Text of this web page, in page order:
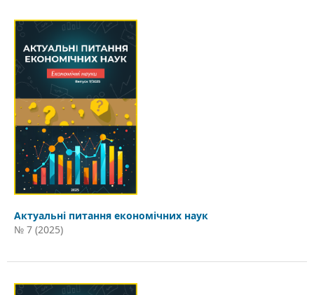
Актуальні питання економічних наук
№ 7 (2025)